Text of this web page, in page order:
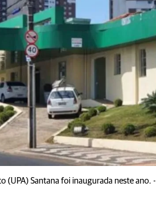
(UPA) Santana foi inaugurada neste ano. -